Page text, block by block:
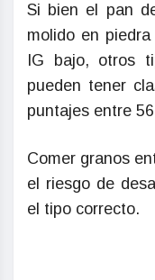
Si bien el pan
molido en
IG bajo, otros
pueden tener
puntajes entre
Comer granos
el riesgo de
el tipo correcto.